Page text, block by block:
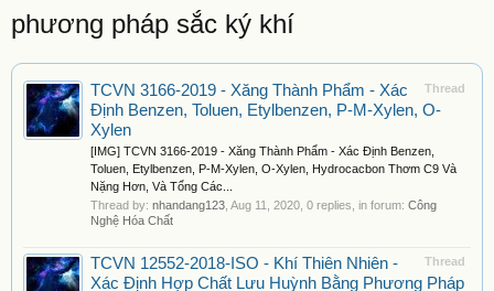
phương pháp sắc ký khí
Thread
TCVN 3166-2019 - Xăng Thành Phẩm - Xác
Định Benzen, Toluen, Etylbenzen, P-M-Xylen, O-
Xylen
[IMG] TCVN 3166-2019 - Xăng Thành Phẩm - Xác Định Benzen,
Toluen, Etylbenzen, P-M-Xylen, O-Xylen, Hydrocacbon Thơm C9 Và
Nặng Hơn, Và Tổng Các...
Thread by: nhandang123 Aug 11, 2020 , 0 replies, in forum: Công
Nghệ Hóa Chất
Thread
TCVN 12552-2018-ISO - Khí Thiên Nhiên -
Xác Định Hợp Chất Lưu Huỳnh Bằng Phương Pháp